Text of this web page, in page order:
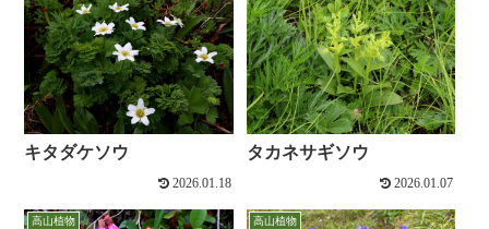
キタダケソウ
2026.01.18
タカネサギソウ
2026.01.07
高山植物 高山植物